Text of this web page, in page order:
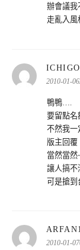
辦會議我
走亂入風
2010-01-
鴨鴨….
要留點名
不然我
版主回覆
當然當然
讓人搞不
可是搶
2010-01-